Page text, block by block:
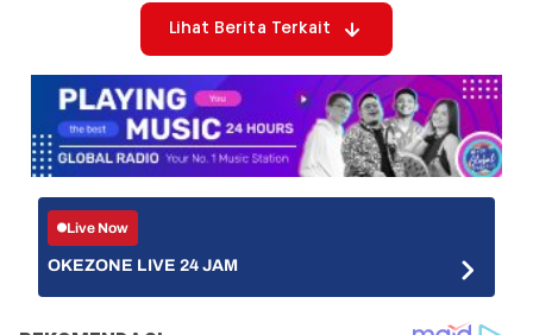
Lihat Berita Terkait
Live Now
OKEZONE LIVE 24 JAM